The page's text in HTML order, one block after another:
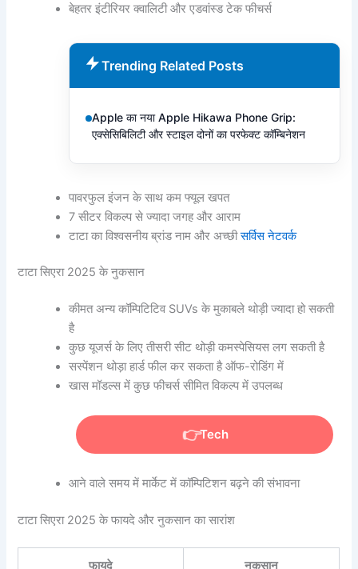
बेहतर इंटीरियर क्वालिटी और एडवांस्ड टेक फीचर्स
Trending Related Posts
Apple का नया Apple Hikawa Phone Grip:
एक्सेसिबिलिटी और स्टाइल दोनों का परफेक्ट कॉम्बिनेशन
पावरफुल इंजन के साथ कम फ्यूल खपत
7 सीटर विकल्प से ज्यादा जगह और आराम
टाटा का विश्वसनीय ब्रांड नाम और अच्छीसर्विस नेटवर्क
टाटा सिएरा 2025 के नुकसान
कीमत अन्य कॉम्पिटिटिव SUVs के मुकाबले थोड़ी ज्यादा हो सकती
है
कुछ यूजर्स के लिए तीसरी सीट थोड़ी कमस्पेसियस लग सकती है
सस्पेंशन थोड़ा हार्ड फील कर सकता है ऑफ-रोडिंग में
खास मॉडल्स में कुछ फीचर्स सीमित विकल्प में उपलब्ध
Tech
आने वाले समय में मार्केट में कॉम्पिटिशन बढ़ने की संभावना
टाटा सिएरा 2025 के फायदे और नुकसान का सारांश
फायदे नुकसान